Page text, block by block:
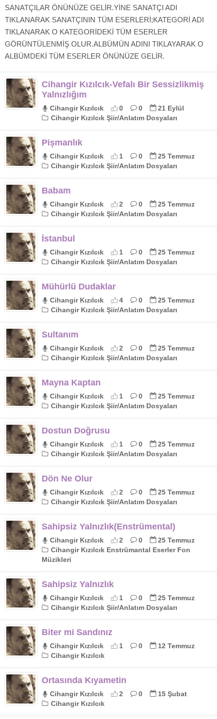
SANATÇILAR ÖNÜNÜZE GELİR.YİNE SANATÇI ADI
TIKLANARAK SANATÇININ TÜM ESERLERİ;KATEGORİ ADI
TIKLANARAK O KATEGORİDEKİ TÜM ESERLER
GÖRÜNTÜLENMİŞ OLUR.ALBÜMÜN ADINI TIKLAYARAK O
ALBÜMDEKİ TÜM ESERLER ÖNÜNÜZE GELİR.
Cihangir Kızılcık-Vefalı Bir Sessizlikmiş
Yalnızlığım
Cihangir Kızılcık 0 0
21 Eylül
Cihangir Kızılcık Şiir/Anlatım Dosyaları
Pişmanlık
Cihangir Kızılcık 1 0
25 Temmuz
Cihangir Kızılcık Şiir/Anlatım Dosyaları
Babam
Cihangir Kızılcık 2 0
25 Temmuz
Cihangir Kızılcık Şiir/Anlatım Dosyaları
İstanbul
Cihangir Kızılcık 1 0
25 Temmuz
Cihangir Kızılcık Şiir/Anlatım Dosyaları
Mühürlü Dudaklar
Cihangir Kızılcık 4 0
25 Temmuz
Cihangir Kızılcık Şiir/Anlatım Dosyaları
Sultanım
Cihangir Kızılcık 2 0
25 Temmuz
Cihangir Kızılcık Şiir/Anlatım Dosyaları
Mayna Kaptan
Cihangir Kızılcık 1 0
25 Temmuz
Cihangir Kızılcık Şiir/Anlatım Dosyaları
Dostun Doğrusu
Cihangir Kızılcık 1 0
25 Temmuz
Cihangir Kızılcık Şiir/Anlatım Dosyaları
Dön Ne Olur
Cihangir Kızılcık 2 0
25 Temmuz
Cihangir Kızılcık Şiir/Anlatım Dosyaları
Sahipsiz Yalnızlık(Enstrümental)
Cihangir Kızılcık 2 0
25 Temmuz
Cihangir Kızılcık Enstrümantal Eserler Fon
Müzikleri
Sahipsiz Yalnızlık
Cihangir Kızılcık 1 0
25 Temmuz
Cihangir Kızılcık Şiir/Anlatım Dosyaları
Biter mi Sandınız
Cihangir Kızılcık 1 0
12 Temmuz
Cihangir Kızılcık
Ortasında Kıyametin
Cihangir Kızılcık 2 0
15 Şubat
Cihangir Kızılcık